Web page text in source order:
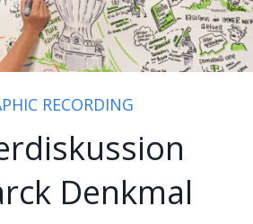
RECORDING
Denkmal